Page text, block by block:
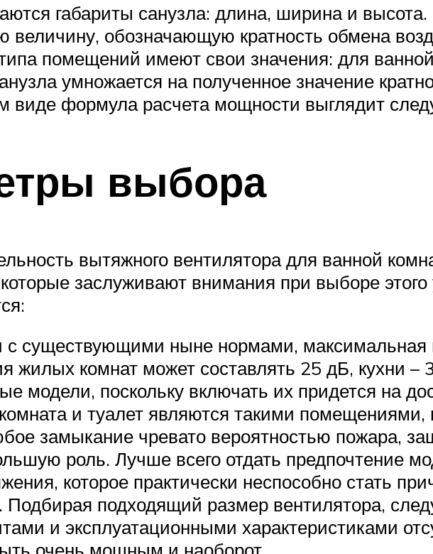
габариты санузла: длина, ширина и высота.
величину, обозначающую кратность обмена
помещений имеют свои значения: для
умножается на полученное значение
виде формула расчета мощности выглядит
выбора
вытяжного вентилятора для ванной
заслуживают внимания при выборе этого
с существующими ныне нормами,
жилых комнат может составлять 25 дБ, кухни
модели, поскольку включать их придется на
и туалет являются такими помещениями,
замыкание чревато вероятностью пожара,
роль. Лучше всего отдать предпочтение
которое практически неспособно стать
Подбирая подходящий размер вентилятора,
и эксплуатационными характеристиками